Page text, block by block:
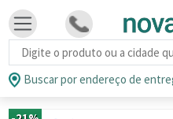
Busca de produtos
Buscar por endereço de